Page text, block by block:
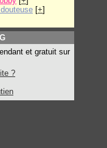
[+]
et gratuit sur
?